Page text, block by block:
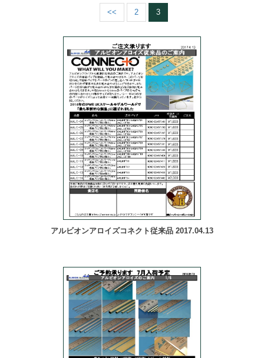
<< 2 3
アルビオンアロイズコネクト従来品 2017.04.13